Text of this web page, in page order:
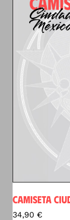
CAMISETA
34,90 €